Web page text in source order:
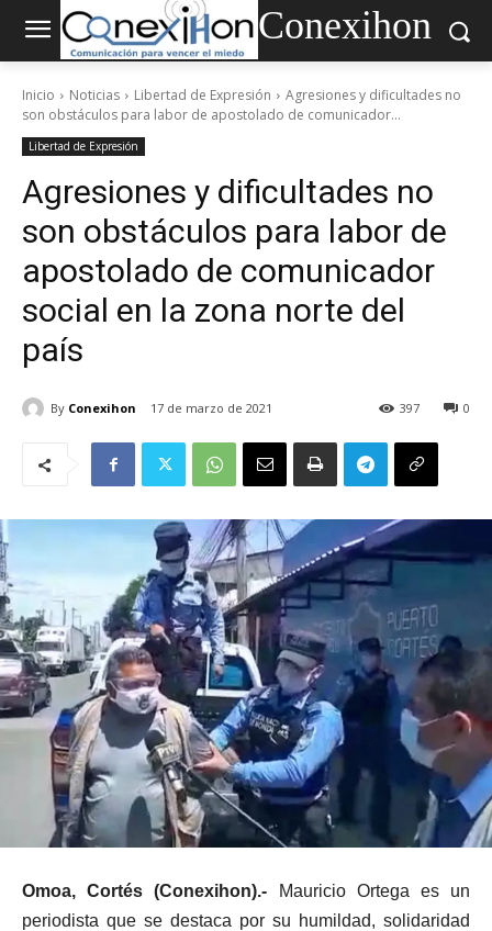
Conexihon
Inicio Noticias Libertad de Expresión
Agresiones y dificultades no
son obstáculos para labor de apostolado de comunicador...
Libertad de Expresión
Agresiones y dificultades no
son obstáculos para labor de
apostolado de comunicador
social en la zona norte del
país
By Conexihon 17 de marzo de 2021 0
397
Omoa, Cortés (Conexihon).-
Mauricio Ortega es un
periodista que se destaca por su humildad, solidaridad